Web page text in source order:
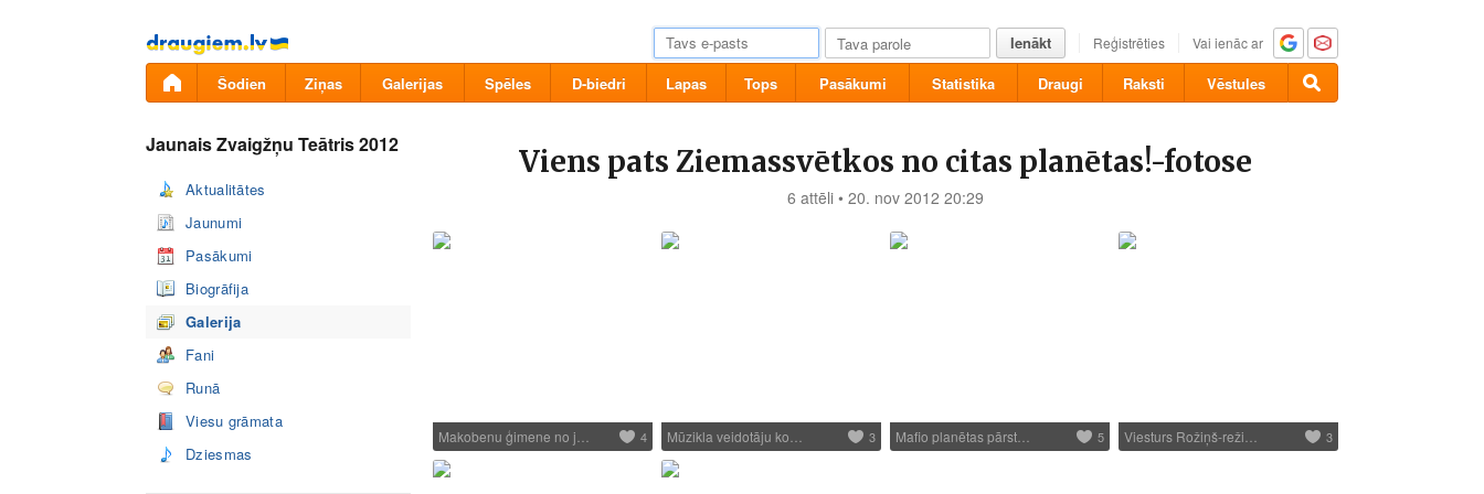
Pāriet
uz
saturu
Ienākt Reģistrēties Vai ienāc ar
Šodien Ziņas Galerijas Spēles D-biedri Lapas Tops Pasākumi Statistika Draugi Raksti Vēstules
Jaunais Zvaigžņu Teātris 2012
Aktualitātes
Jaunumi
Pasākumi
Biogrāfija
Galerija
Fani
Runā
Viesu grāmata
Dziesmas
Viens pats Ziemassvētkos no citas planētas!-fotose
6 attēli • 20. nov 2012 20:29
Makobenu ģimene no j… 4 Mūzikla veidotāju ko… 3 Mafio planētas pārst… 5 Viesturs Rožiņš-reži… 3